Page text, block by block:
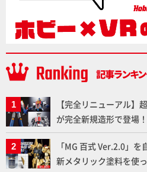
【完全リニューアル】
が完全新規造形で登場
下ろしでご紹介!!さら
ト」セット情報もお届
「MG 百式 Ver.2.0」
新メタリック塗料を使